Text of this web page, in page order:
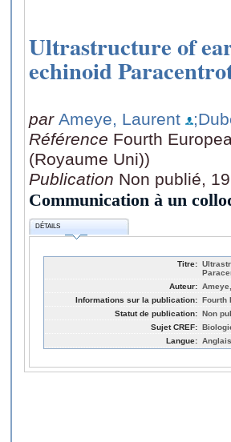
Ultrastructure of
echinoid
par Ameye, Laurent
Référence Fourth
(Royaume Uni))
Publication Non publié,
Communication à un
DÉTAILS
Titre:
Auteur:
Informations sur la publication: Fourth
Statut de publication: Non
Sujet CREF:
Langue: Anglais